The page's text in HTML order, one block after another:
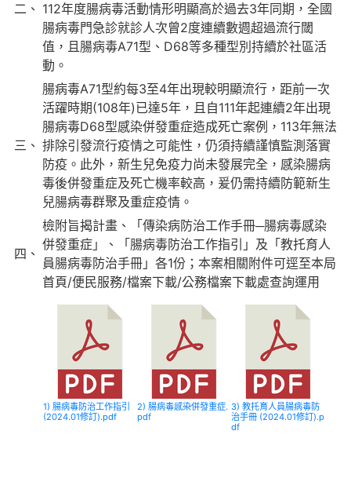
二、 112年度腸病毒活動情形明顯高於過去3年同期，全國
腸病毒門急診就診人次曾2度連續數週超過流行閾
值，且腸病毒A71型、D68等多種型別持續於社區活
動。
三、
腸病毒A71型約每3至4年出現較明顯流行，距前一次
活躍時期(108年)已達5年，且自111年起連續2年出現
腸病毒D68型感染併發重症造成死亡案例，113年無法
排除引發流行疫情之可能性，仍須持續謹慎監測落實
防疫。此外，新生兒免疫力尚未發展完全，感染腸病
毒後併發重症及死亡機率較高，爰仍需持續防範新生
兒腸病毒群聚及重症疫情。
四、
檢附旨揭計畫、「傳染病防治工作手冊─腸病毒感染
併發重症」、「腸病毒防治工作指引」及「教托育人
員腸病毒防治手冊」各1份；本案相關附件可逕至本局
首頁/便民服務/檔案下載/公務檔案下載處查詢運用
1) 腸病毒防治工作指引
(2024.01修訂).pdf
2) 腸病毒感染併發重症.
pdf
3) 教托育人員腸病毒防
治手冊 (2024.01修訂).p
df